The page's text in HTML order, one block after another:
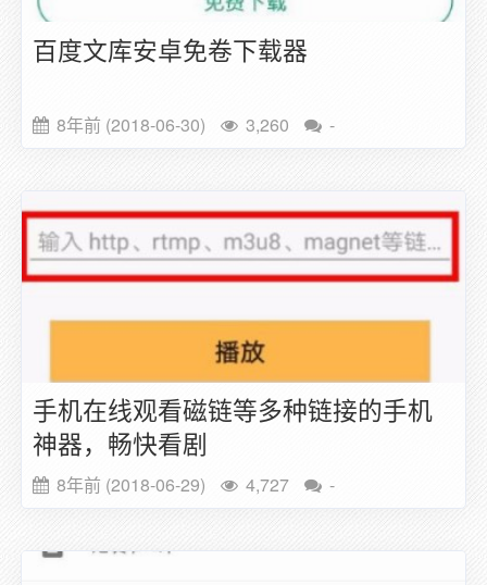
百度文库安卓免卷下载器
8年前 (2018-06-30) 3,260 -
手机在线观看磁链等多种链接的手机
神器，畅快看剧
8年前 (2018-06-29) 4,727 -